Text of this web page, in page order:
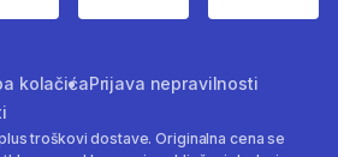
kolačićaPrijava nepravilnosti
troškovi dostave. Originalna cena se